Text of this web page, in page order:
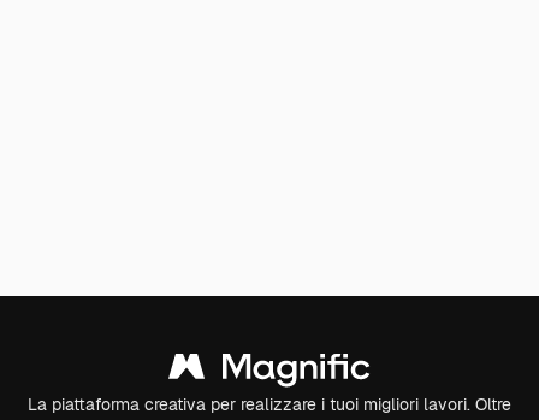
La piattaforma creativa per realizzare i tuoi migliori lavori. Oltre